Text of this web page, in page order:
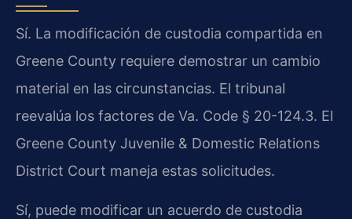
Sí. La modificación de custodia compartida en
Greene County requiere demostrar un cambio
material en las circunstancias. El tribunal
reevalúa los factores de Va. Code § 20-124.3. El
Greene County Juvenile & Domestic Relations
District Court maneja estas solicitudes.
Sí, puede modificar un acuerdo de custodia